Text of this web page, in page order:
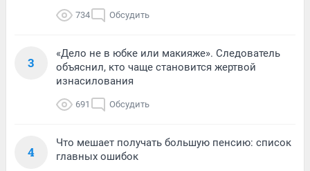
734 Обсудить
3
«Дело не в юбке или макияже». Следователь
объяснил, кто чаще становится жертвой
изнасилования
691 Обсудить
4
Что мешает получать большую пенсию: список
главных ошибок